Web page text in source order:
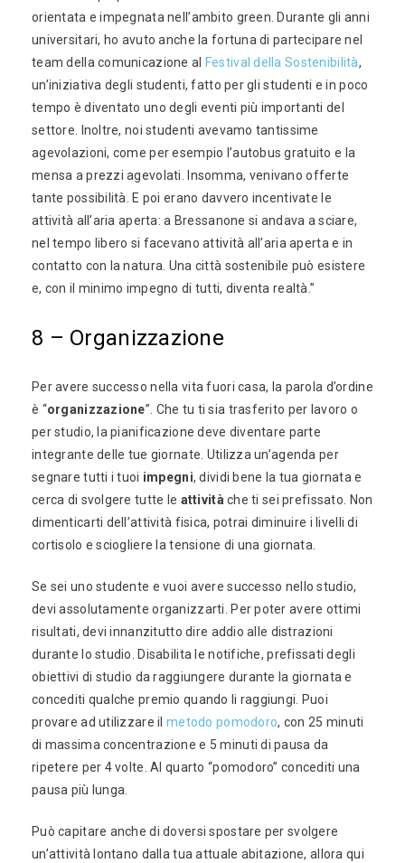
orientata e impegnata nell’ambito green. Durante gli anni
universitari, ho avuto anche la fortuna di partecipare nel
team della comunicazione al
Festival della Sostenibilità,
un’iniziativa degli studenti, fatto per gli studenti e in poco
tempo è diventato uno degli eventi più importanti del
settore. Inoltre, noi studenti avevamo tantissime
agevolazioni, come per esempio l’autobus gratuito e la
mensa a prezzi agevolati. Insomma, venivano offerte
tante possibilità. E poi erano davvero incentivate le
attività all’aria aperta: a Bressanone si andava a sciare,
nel tempo libero si facevano attività all’aria aperta e in
contatto con la natura. Una città sostenibile può esistere
e, con il minimo impegno di tutti, diventa realtà.”
8 – Organizzazione
Per avere successo nella vita fuori casa, la parola d’ordine
è “organizzazione”. Che tu ti sia trasferito per lavoro o
per studio, la pianificazione deve diventare parte
integrante delle tue giornate. Utilizza un’agenda per
segnare tutti i tuoi impegni, dividi bene la tua giornata e
cerca di svolgere tutte le attività che ti sei prefissato. Non
dimenticarti dell’attività fisica, potrai diminuire i livelli di
cortisolo e sciogliere la tensione di una giornata.
Se sei uno studente e vuoi avere successo nello studio,
devi assolutamente organizzarti. Per poter avere ottimi
risultati, devi innanzitutto dire addio alle distrazioni
durante lo studio. Disabilita le notifiche, prefissati degli
obiettivi di studio da raggiungere durante la giornata e
concediti qualche premio quando li raggiungi. Puoi
provare ad utilizzare il metodo pomodoro, con 25 minuti
di massima concentrazione e 5 minuti di pausa da
ripetere per 4 volte. Al quarto “pomodoro” concediti una
pausa più lunga.
Può capitare anche di doversi spostare per svolgere
un’attività lontano dalla tua attuale abitazione, allora qui